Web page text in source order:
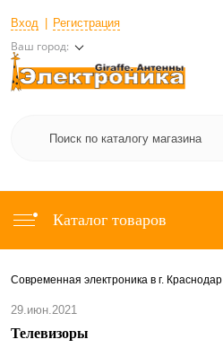
Вход Регистрация
Ваш город:
Каталог товаров
Современная электроника в г. Краснодар
29.июн.2021
Телевизоры